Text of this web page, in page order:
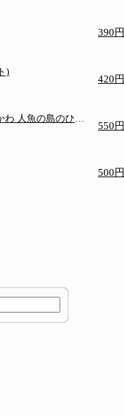
390円
)
420円
人魚の島のひみ
550円
500円